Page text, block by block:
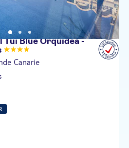
Tui Blue Orquidea -
Canarie